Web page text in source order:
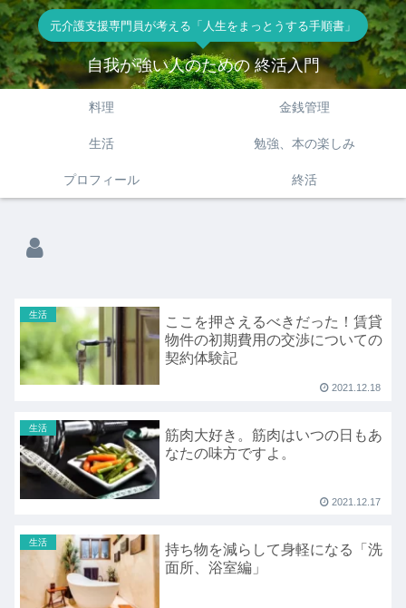
元介護支援専門員が考える「人生をまっとうする手順書」
自我が強い人のための 終活入門
料理 金銭管理
生活 勉強、本の楽しみ
プロフィール 終活
生活
ここを押さえるべきだった！賃貸
物件の初期費用の交渉についての
契約体験記
2021.12.18
生活
筋肉大好き。筋肉はいつの日もあ
なたの味方ですよ。
2021.12.17
生活
持ち物を減らして身軽になる「洗
面所、浴室編」